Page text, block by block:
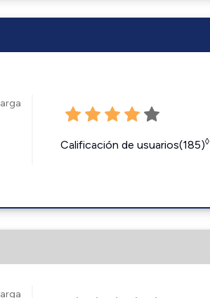
Calificación de usuarios(185)◊